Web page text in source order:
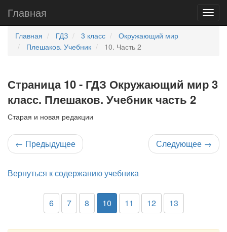
Главная
Главная ГДЗ 3 класс
Окружающий мир
Плешаков. Учебник
10. Часть 2
Страница 10 - ГДЗ Окружающий мир 3
класс. Плешаков. Учебник часть 2
Старая и новая редакции
← Предыдущее Следующее →
Вернуться к содержанию учебника
6 7 8 10 11 12 13